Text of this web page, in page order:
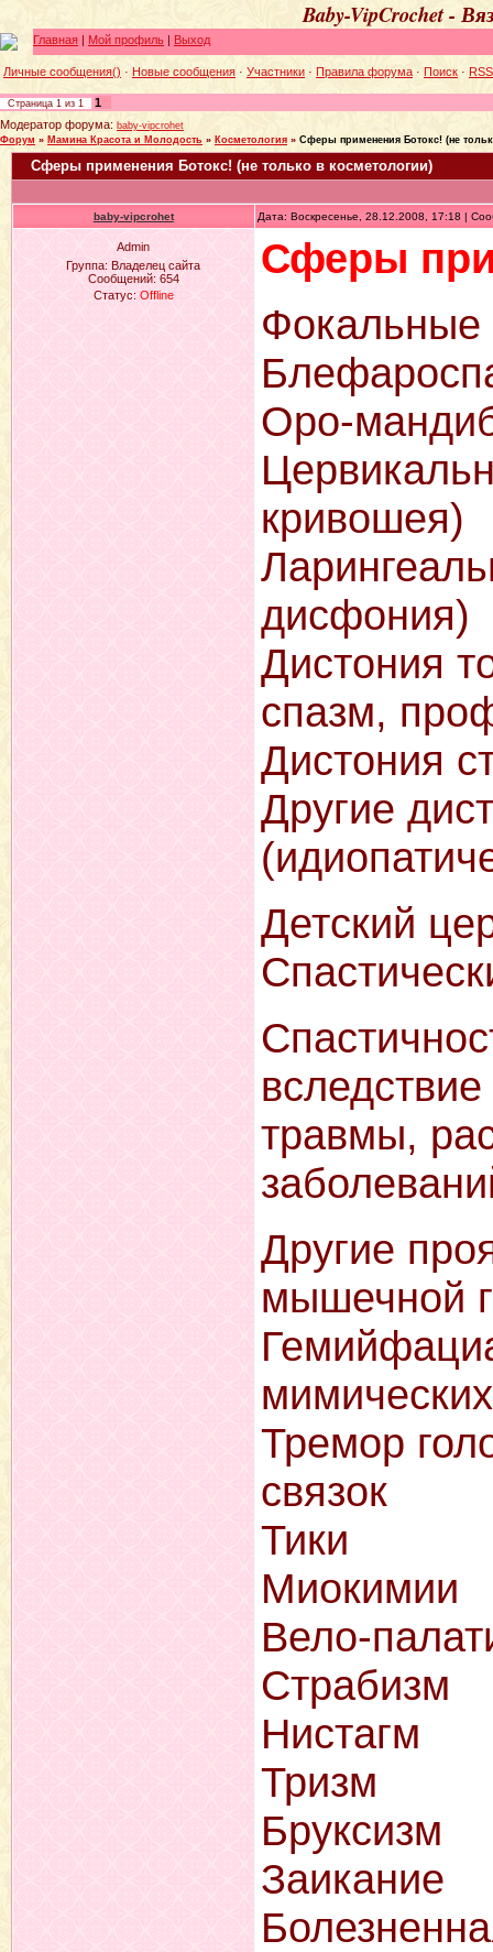
Baby-VipCrochet -
Главная | Мой профиль | Выход
Личные сообщения() · Новые сообщения · Участники · Правила форума · Поиск · RSS
Страница 1 из 1
1
Модератор форума: baby-vipcrohet
Форум » Мамина Красота и Молодость » Косметология » Сферы применения Ботокс! (не
Сферы применения Ботокс! (не только в косметологии)
baby-vipcrohet Дата: Воскресенье, 28.12.2008, 17:18 |
Admin
Группа: Владелец сайта
Сообщений: 654
Статус: Offline
Сферы
Фокальные
Оро-
кривошея)
дисфония)
Дистония
спазм,
Дистония
Другие
Детский
травмы,
Другие
мышечной
Тремор
связок
Тики
Миокимии
Вело-
Страбизм
Нистагм
Тризм
Бруксизм
Заикание